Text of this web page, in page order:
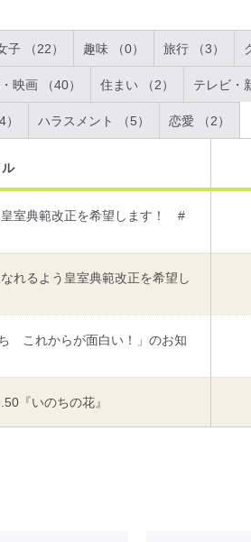
子 （22） 趣味 （0） 旅行 （3）
映画 （40） 住まい （2） テレビ・
ハラスメント （5） 恋愛 （2）
皇室典範改正を希望します！ #
れるよう皇室典範改正を希望し
これからが面白い！」のお知
『いのちの花』